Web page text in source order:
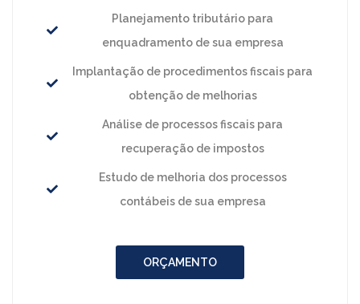
Planejamento tributário para
enquadramento de sua empresa
Implantação de procedimentos fiscais para
obtenção de melhorias
Análise de processos fiscais para
recuperação de impostos
Estudo de melhoria dos processos
contábeis de sua empresa
ORÇAMENTO